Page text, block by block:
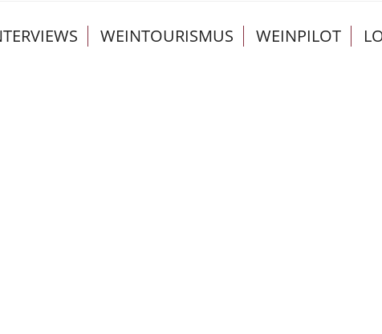
WEINTOURISMUS WEINPILOT